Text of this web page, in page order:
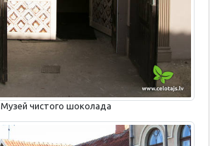
Музей чистого шоколада